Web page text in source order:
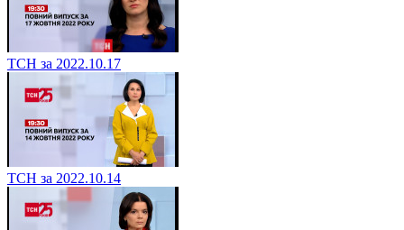
ТСН за 2022.10.17
ТСН за 2022.10.14